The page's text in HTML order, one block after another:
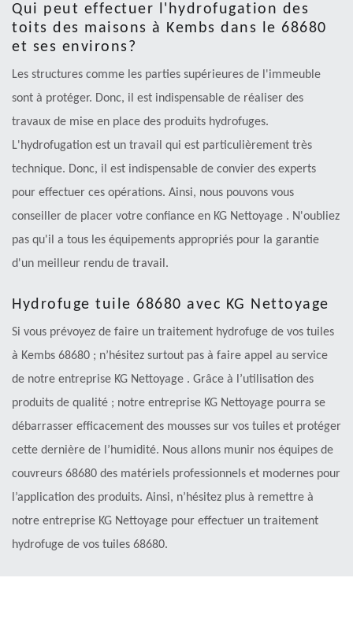
Qui peut effectuer l'hydrofugation des
toits des maisons à Kembs dans le 68680
et ses environs?
Les structures comme les parties supérieures de l'immeuble
sont à protéger. Donc, il est indispensable de réaliser des
travaux de mise en place des produits hydrofuges.
L'hydrofugation est un travail qui est particulièrement très
technique. Donc, il est indispensable de convier des experts
pour effectuer ces opérations. Ainsi, nous pouvons vous
conseiller de placer votre confiance en KG Nettoyage . N'oubliez
pas qu'il a tous les équipements appropriés pour la garantie
d'un meilleur rendu de travail.
Hydrofuge tuile 68680 avec KG Nettoyage
Si vous prévoyez de faire un traitement hydrofuge de vos tuiles
à Kembs 68680 ; n’hésitez surtout pas à faire appel au service
de notre entreprise KG Nettoyage . Grâce à l’utilisation des
produits de qualité ; notre entreprise KG Nettoyage pourra se
débarrasser efficacement des mousses sur vos tuiles et protéger
cette dernière de l’humidité. Nous allons munir nos équipes de
couvreurs 68680 des matériels professionnels et modernes pour
l’application des produits. Ainsi, n’hésitez plus à remettre à
notre entreprise KG Nettoyage pour effectuer un traitement
hydrofuge de vos tuiles 68680.